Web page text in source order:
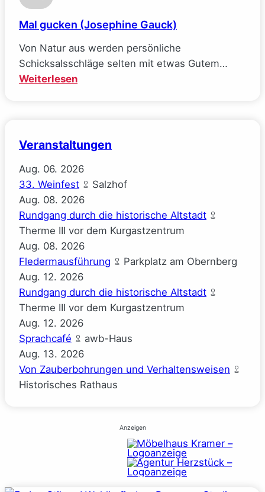
Mal gucken (Josephine Gauck)
Von Natur aus werden persönliche
Schicksalsschläge selten mit etwas Gutem…
Weiterlesen:
Gauck)
Veranstaltungen
Aug. 06. 2026
33. Weinfest
Salzhof
Aug. 08. 2026
Rundgang durch die historische Altstadt
Therme III vor dem Kurgastzentrum
Aug. 08. 2026
Fledermausführung
Parkplatz am Obernberg
Aug. 12. 2026
Rundgang durch die historische Altstadt
Therme III vor dem Kurgastzentrum
Aug. 12. 2026
Sprachcafé
awb-Haus
Aug. 13. 2026
Von Zauberbohrungen und Verhaltensweisen
Historisches Rathaus
Anzeigen